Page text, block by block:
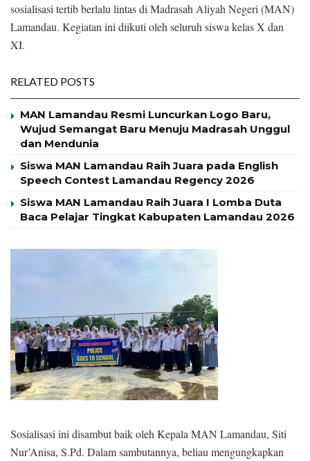
sosialisasi tertib berlalu lintas di Madrasah Aliyah Negeri (MAN)
Lamandau. Kegiatan ini diikuti oleh seluruh siswa kelas X dan
XI.
RELATED POSTS
MAN Lamandau Resmi Luncurkan Logo Baru,
Wujud Semangat Baru Menuju Madrasah Unggul
dan Mendunia
Siswa MAN Lamandau Raih Juara pada English
Speech Contest Lamandau Regency 2026
Siswa MAN Lamandau Raih Juara I Lomba Duta
Baca Pelajar Tingkat Kabupaten Lamandau 2026
Sosialisasi ini disambut baik oleh Kepala MAN Lamandau, Siti
Nur’Anisa, S.Pd. Dalam sambutannya, beliau mengungkapkan